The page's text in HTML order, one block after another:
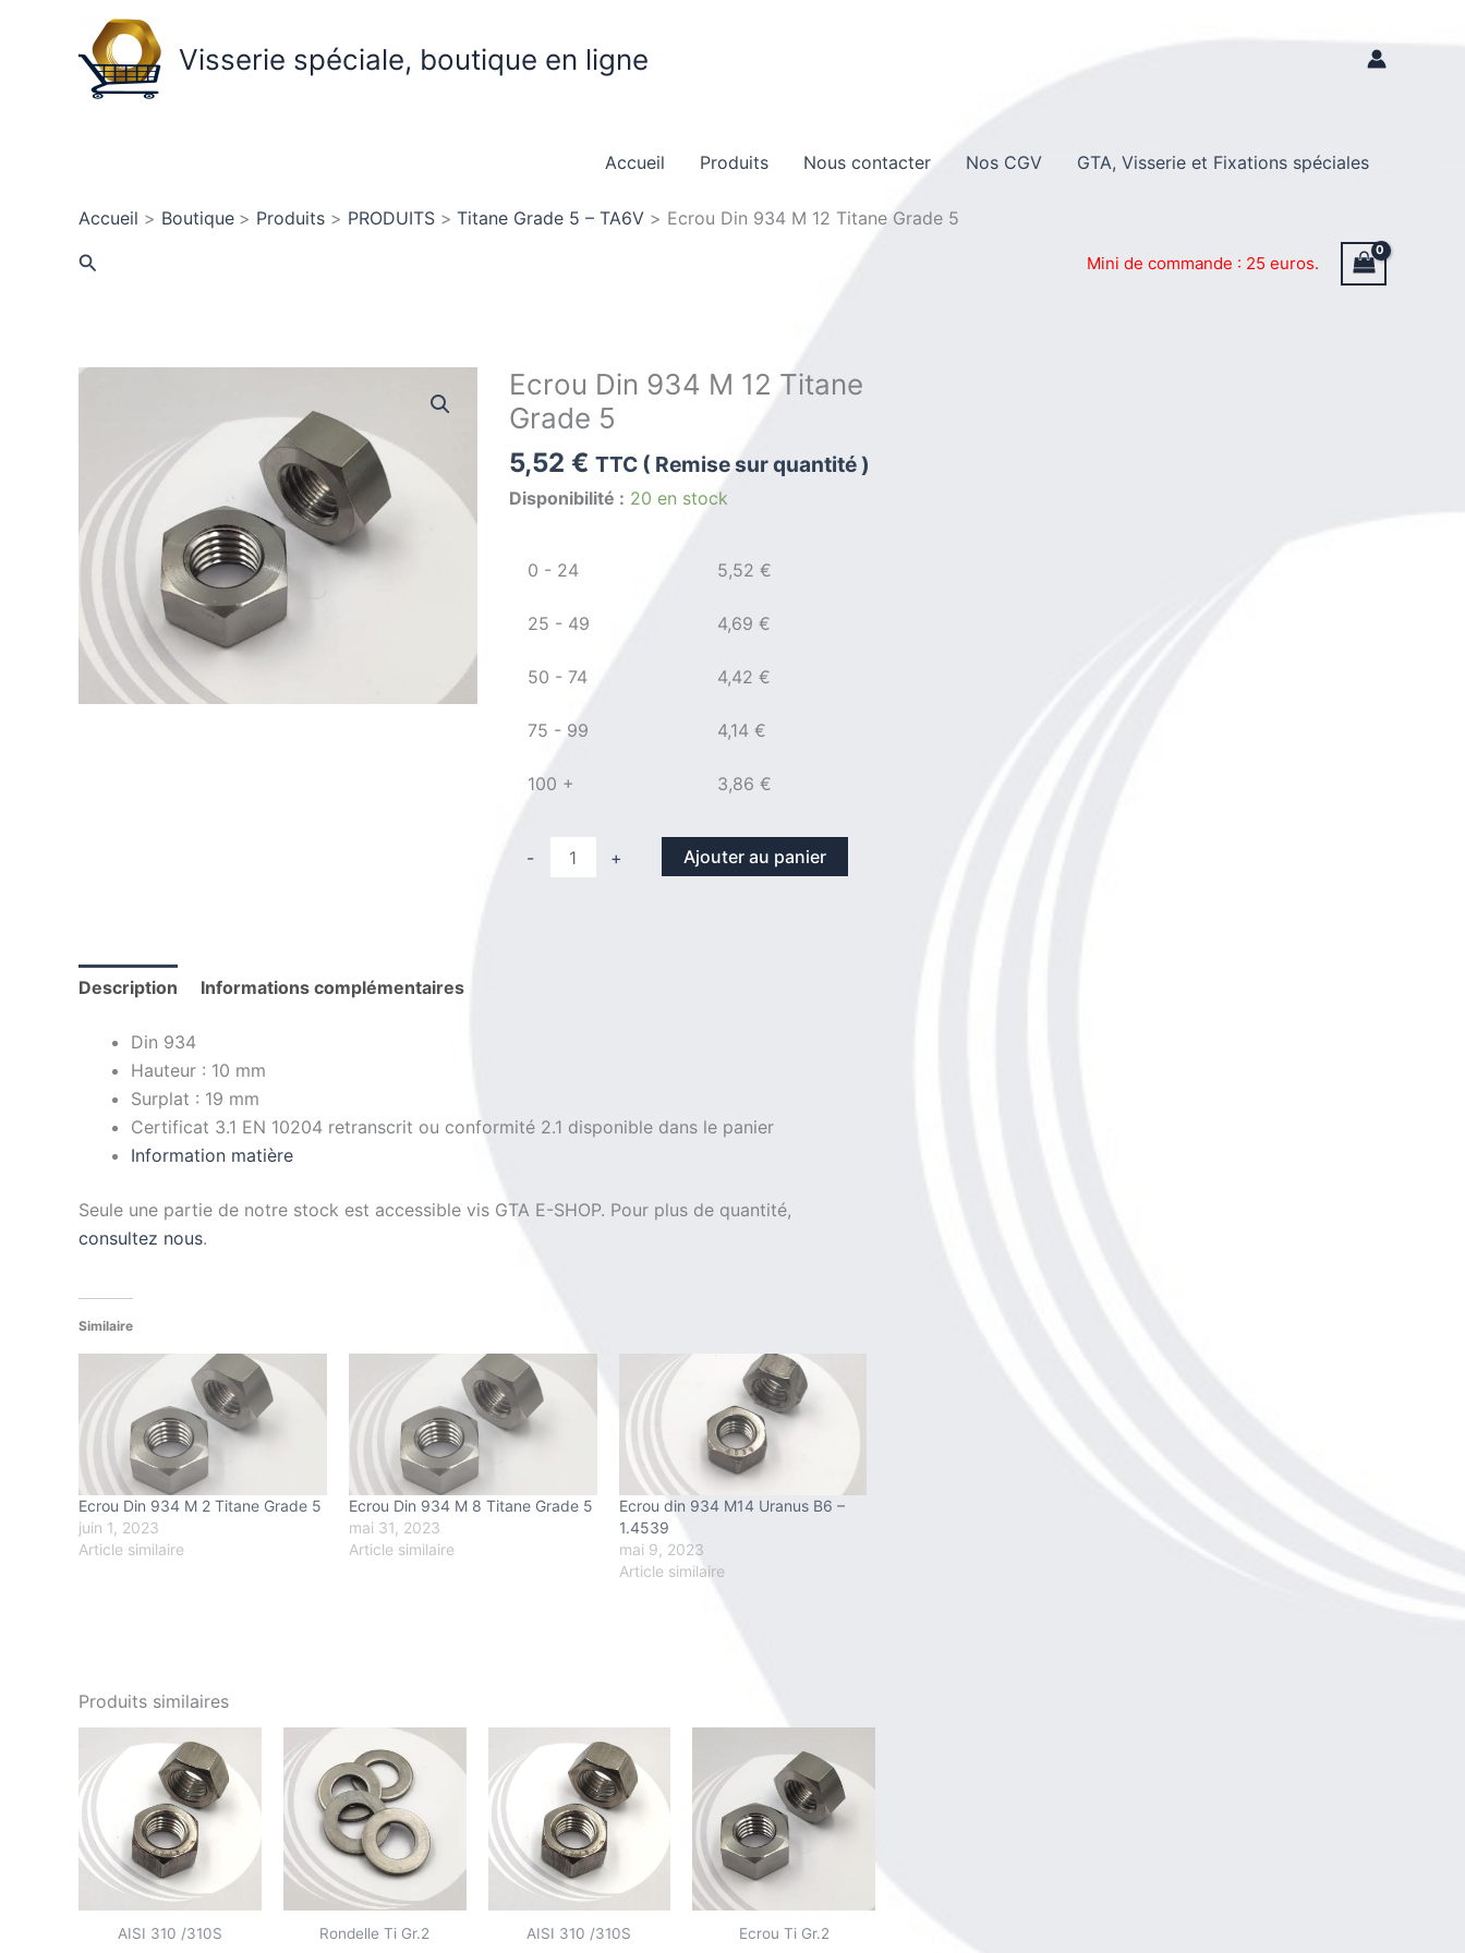
Visserie spéciale, boutique en ligne
Accueil Produits Nous contacter Nos CGV GTA, Visserie et Fixations spéciales
Accueil Boutique Produits PRODUITS Titane Grade 5 – TA6V Ecrou Din 934 M 12 Titane Grade 5
Rechercher Mini de commande : 25 euros.
Ecrou Din 934 M 12 Titane
Grade 5
5,52 € TTC ( Remise sur quantité )
Disponibilité : 20 en stock
0 - 24 5,52 €
25 - 49 4,69 €
50 - 74 4,42 €
75 - 99 4,14 €
100 + 3,86 €
-
quantité
+ Ajouter au panier
Description Informations complémentaires
Din 934
Hauteur : 10 mm
Surplat : 19 mm
Certificat 3.1 EN 10204 retranscrit ou conformité 2.1 disponible dans le panier
Information matière
Seule une partie de notre stock est accessible vis GTA E-SHOP. Pour plus de quantité,
consultez nous.
Similaire
Ecrou Din 934 M 2 Titane Grade 5
juin 1, 2023
Article similaire
Ecrou Din 934 M 8 Titane Grade 5
mai 31, 2023
Article similaire
Ecrou din 934 M14 Uranus B6 –
1.4539
mai 9, 2023
Article similaire
Produits similaires
AISI 310 /310S Rondelle Ti Gr.2 AISI 310 /310S Ecrou Ti Gr.2